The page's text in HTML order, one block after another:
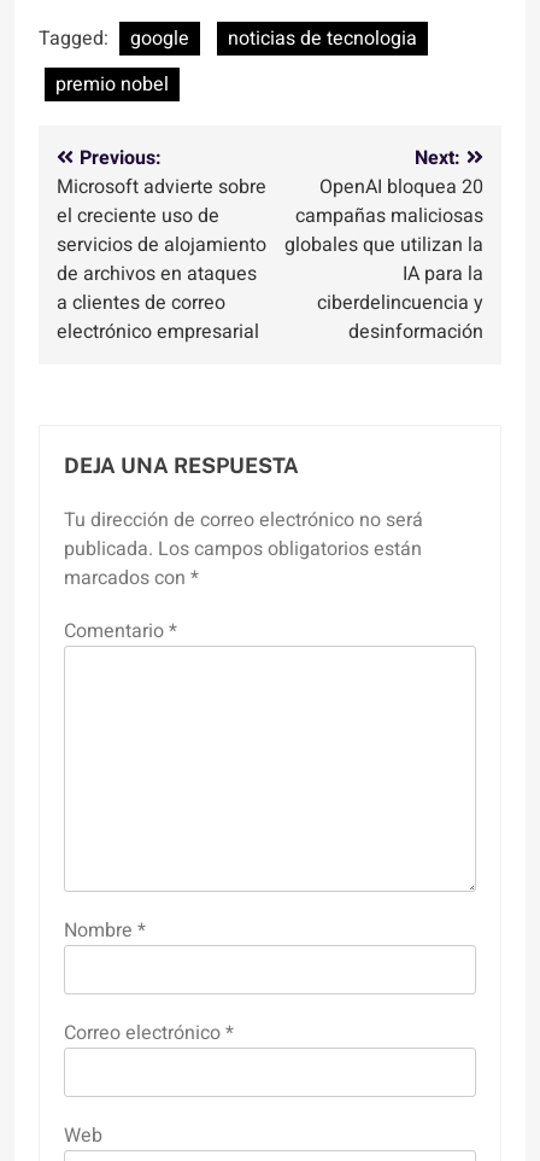
Tagged:
google
noticias de tecnologia
premio nobel
Navegación
de
entradas
Previous:
Microsoft advierte sobre
el creciente uso de
servicios de alojamiento
de archivos en ataques
a clientes de correo
electrónico empresarial
Next:
OpenAI bloquea 20
campañas maliciosas
globales que utilizan la
IA para la
ciberdelincuencia y
desinformación
DEJA UNA RESPUESTA
Tu dirección de correo electrónico no será
publicada. Los campos obligatorios están
marcados con *
Comentario*
Nombre *
Correo electrónico*
Web